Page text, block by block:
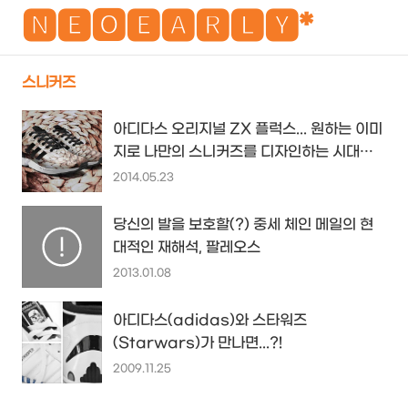
🅽🅴🅾🅴🅰🆁🅻🆈*
색
뉴
스니커즈
아디다스 오리지널 ZX 플럭스... 원하는 이미
지로 나만의 스니커즈를 디자인하는 시대를
열다...
2014.05.23
당신의 발을 보호할(?) 중세 체인 메일의 현
대적인 재해석, 팔레오스
2013.01.08
아디다스(adidas)와 스타워즈
(Starwars)가 만나면...?!
2009.11.25